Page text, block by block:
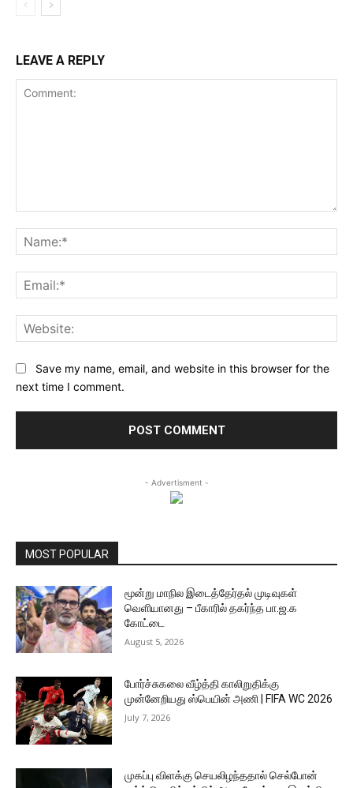
LEAVE A REPLY
Save my name, email, and website in this browser for the
next time I comment.
- Advertisment -
MOST POPULAR
மூன்று மாநில இடைத்தேர்தல் முடிவுகள்
வெளியானது – பீகாரில் தகர்ந்த பா.ஜ.க
கோட்டை
August 5, 2026
போர்ச்சுகலை வீழ்த்தி காலிறுதிக்கு
முன்னேறியது ஸ்பெயின் அணி | FIFA WC 2026
July 7, 2026
முகப்பு விளக்கு செயலிழந்ததால் செல்போன்